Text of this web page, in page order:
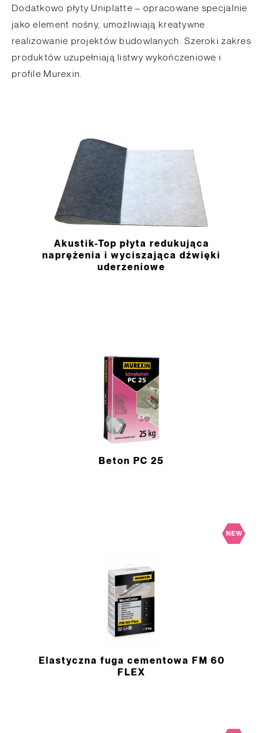
Dodatkowo płyty Uniplatte – opracowane specjalnie
jako element nośny, umożliwiają kreatywne
realizowanie projektów budowlanych. Szeroki zakres
produktów uzupełniają listwy wykończeniowe i
profile Murexin.
Akustik-Top płyta redukująca
naprężenia i wyciszająca dźwięki
uderzeniowe
Beton PC 25
NEW
Elastyczna fuga cementowa FM 60
FLEX